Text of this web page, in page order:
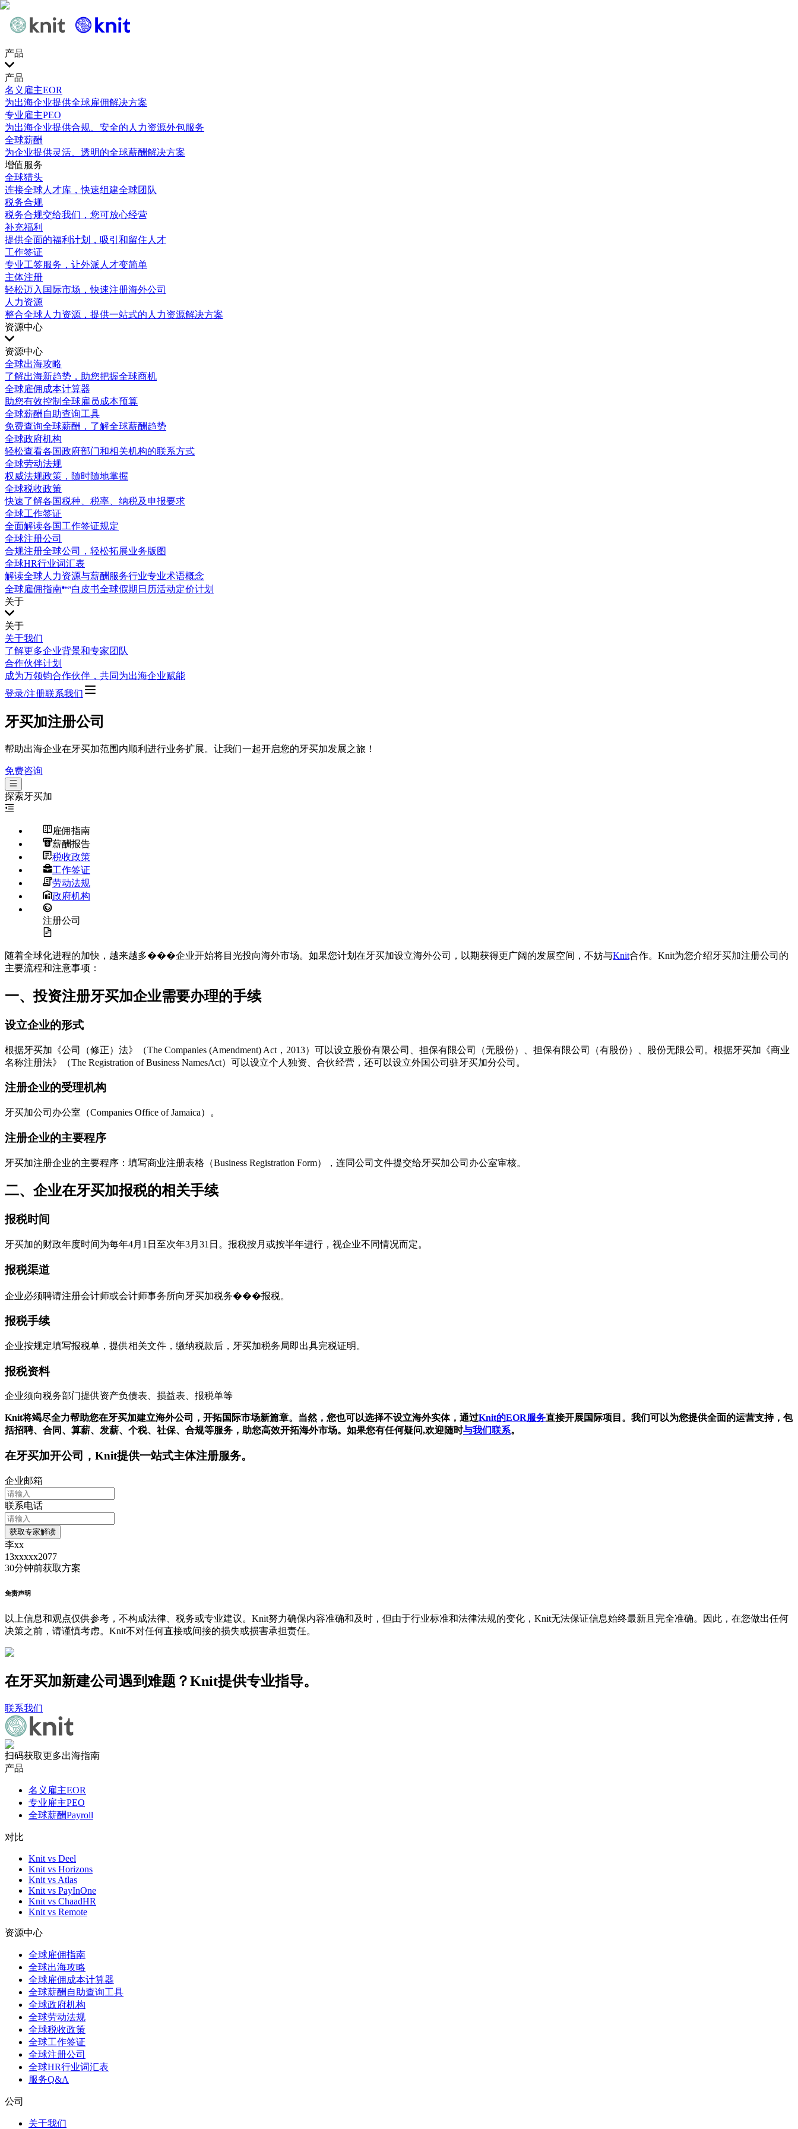
产品
产品
名义雇主EOR
为出海企业提供全球雇佣解决方案
专业雇主PEO
为出海企业提供合规、安全的人力资源外包服务
全球薪酬
为企业提供灵活、透明的全球薪酬解决方案
增值服务
全球猎头
连接全球人才库，快速组建全球团队
税务合规
税务合规交给我们，您可放心经营
补充福利
提供全面的福利计划，吸引和留住人才
工作签证
专业工签服务，让外派人才变简单
主体注册
轻松迈入国际市场，快速注册海外公司
人力资源
整合全球人力资源，提供一站式的人力资源解决方案
资源中心
资源中心
全球出海攻略
了解出海新趋势，助您把握全球商机
全球雇佣成本计算器
助您有效控制全球雇员成本预算
全球薪酬自助查询工具
免费查询全球薪酬，了解全球薪酬趋势
全球政府机构
轻松查看各国政府部门和相关机构的联系方式
全球劳动法规
权威法规政策，随时随地掌握
全球税收政策
快速了解各国税种、税率、纳税及申报要求
全球工作签证
全面解读各国工作签证规定
全球注册公司
合规注册全球公司，轻松拓展业务版图
全球HR行业词汇表
解读全球人力资源与薪酬服务行业专业术语概念
全球雇佣指南
白皮书全球假期日历活动定价计划
关于
关于
关于我们
了解更多企业背景和专家团队
合作伙伴计划
成为万领钧合作伙伴，共同为出海企业赋能
登录/注册联系我们
牙买加注册公司
帮助出海企业在牙买加范围内顺利进行业务扩展。让我们一起开启您的牙买加发展之旅！
免费咨询
探索牙买加
雇佣指南
薪酬报告
税收政策
工作签证
劳动法规
政府机构
注册公司
随着全球化进程的加快，越来越多���企业开始将目光投向海外市场。如果您计划在牙买加设立海外公司，以期获得更广阔的发展空间，不妨与Knit合作。Knit为您介绍牙买加注册公司的
主要流程和注意事项：
一、投资注册牙买加企业需要办理的手续
设立企业的形式
根据牙买加《公司（修正）法》（The Companies (Amendment) Act，2013）可以设立股份有限公司、担保有限公司（无股份）、担保有限公司（有股份）、股份无限公司。根据牙买加《商业
名称注册法》（The Registration of Business NamesAct）可以设立个人独资、合伙经营，还可以设立外国公司驻牙买加分公司。
注册企业的受理机构
牙买加公司办公室（Companies Office of Jamaica）。
注册企业的主要程序
牙买加注册企业的主要程序：填写商业注册表格（Business Registration Form），连同公司文件提交给牙买加公司办公室审核。
二、企业在牙买加报税的相关手续
报税时间
牙买加的财政年度时间为每年4月1日至次年3月31日。报税按月或按半年进行，视企业不同情况而定。
报税渠道
企业必须聘请注册会计师或会计师事务所向牙买加税务���报税。
报税手续
企业按规定填写报税单，提供相关文件，缴纳税款后，牙买加税务局即出具完税证明。
报税资料
企业须向税务部门提供资产负债表、损益表、报税单等
Knit将竭尽全力帮助您在牙买加建立海外公司，开拓国际市场新篇章。当然，您也可以选择不设立海外实体，通过Knit的EOR服务直接开展国际项目。我们可以为您提供全面的运营支持，包
括招聘、合同、算薪、发薪、个税、社保、合规等服务，助您高效开拓海外市场。如果您有任何疑问,欢迎随时与我们联系。
在牙买加开公司，Knit提供一站式主体注册服务。
企业邮箱
联系电话
获取专家解读
李xx
13xxxxx2077
30分钟前获取方案
免责声明
以上信息和观点仅供参考，不构成法律、税务或专业建议。Knit努力确保内容准确和及时，但由于行业标准和法律法规的变化，Knit无法保证信息始终最新且完全准确。因此，在您做出任何
决策之前，请谨慎考虑。Knit不对任何直接或间接的损失或损害承担责任。
在牙买加新建公司遇到难题？Knit提供专业指导。
联系我们
扫码获取更多出海指南
产品
名义雇主EOR
专业雇主PEO
全球薪酬Payroll
对比
Knit vs Deel
Knit vs Horizons
Knit vs Atlas
Knit vs PayInOne
Knit vs ChaadHR
Knit vs Remote
资源中心
全球雇佣指南
全球出海攻略
全球雇佣成本计算器
全球薪酬自助查询工具
全球政府机构
全球劳动法规
全球税收政策
全球工作签证
全球注册公司
全球HR行业词汇表
服务Q&A
公司
关于我们